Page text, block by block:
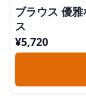
ブラウス 優
ス
¥5,720